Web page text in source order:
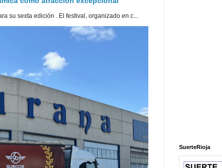
su sexta edición . El festival, organizado en c...
SuerteRioja